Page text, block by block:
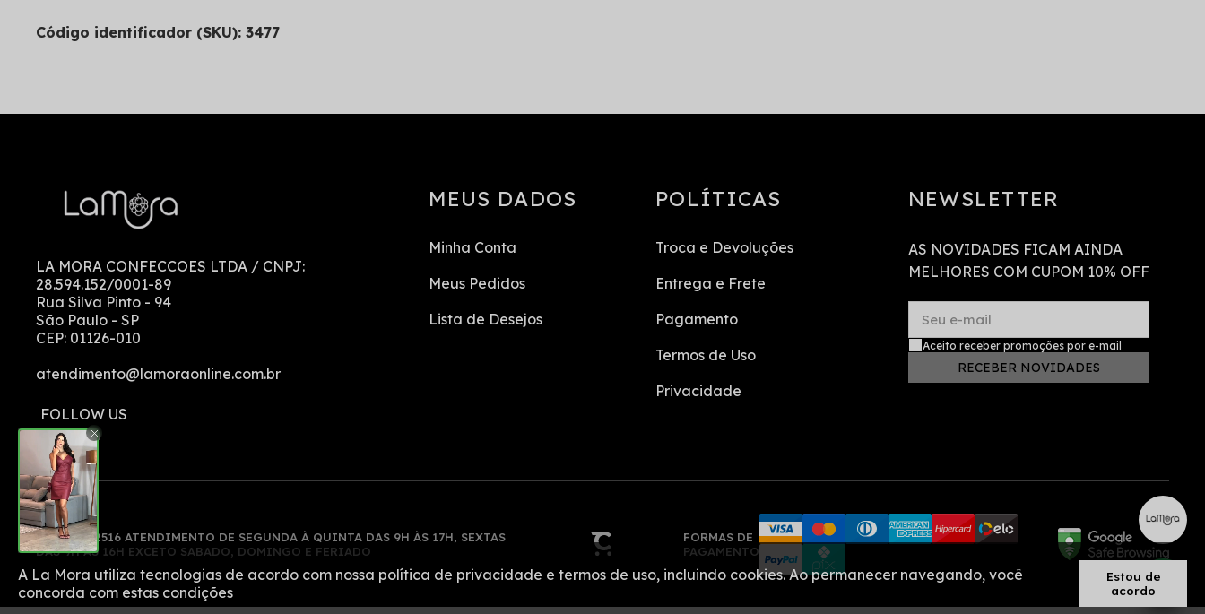
Código identificador (SKU): 3477
LA MORA CONFECCOES LTDA / CNPJ:
28.594.152/0001-89
Rua Silva Pinto - 94
São Paulo - SP
CEP: 01126-010
atendimento@lamoraonline.com.br
MEUS DADOS
Minha Conta
Meus Pedidos
Lista de Desejos
POLÍTICAS
Troca e Devoluções
Entrega e Frete
Pagamento
Termos de Uso
Privacidade
NEWSLETTER
AS NOVIDADES FICAM AINDA
MELHORES COM CUPOM 10% OFF
Seu e-mail
RECEBER NOVIDADES
Aceito receber promoções por e-mail
(11) 913522516 ATENDIMENTO DE SEGUNDA À QUINTA DAS 9H ÀS 17H, SEXTAS
DAS 9H ÀS 16H EXCETO SABADO, DOMINGO E FERIADO
FORMAS DE
PAGAMENTO
A La Mora utiliza tecnologias de acordo com nossa política de privacidade e termos de uso, incluindo cookies. Ao permanecer navegando, você
concorda com estas condições
Estou de
acordo